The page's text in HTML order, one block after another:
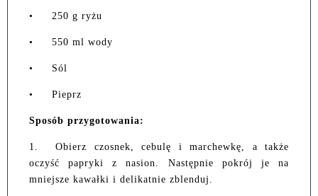
• 250 g ryżu
• 550 ml wody
• Sól
• Pieprz
Sposób przygotowania:
1.
Obierz czosnek, cebulę i marchewkę, a także
oczyść papryki z nasion. Następnie pokrój je na
mniejsze kawałki i delikatnie zblenduj.